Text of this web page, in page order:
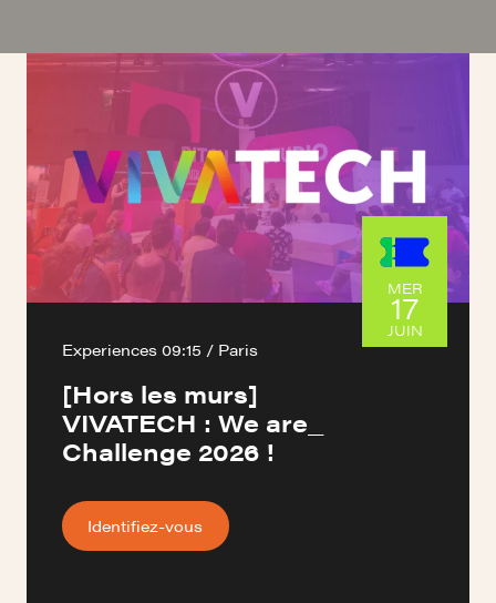
MER
17
JUIN
Experiences 09:15 / Paris
[Hors les murs]
VIVATECH : We are_
Challenge 2026 !
Identifiez-vous